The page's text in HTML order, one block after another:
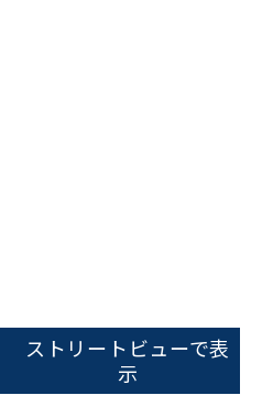
案内できます
620-213
ストリートビューで表
示